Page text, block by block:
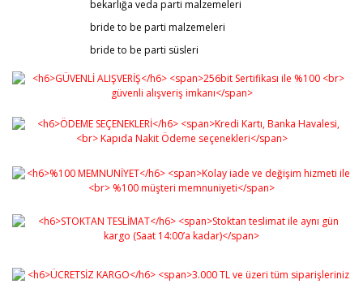
bekarlığa veda parti malzemeleri
bride to be parti malzemeleri
bride to be parti süsleri